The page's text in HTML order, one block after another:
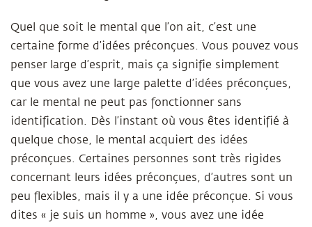
Quel que soit le mental que l’on ait, c’est une
certaine forme d’idées préconçues. Vous pouvez vous
penser large d’esprit, mais ça signifie simplement
que vous avez une large palette d’idées préconçues,
car le mental ne peut pas fonctionner sans
identification. Dès l’instant où vous êtes identifié à
quelque chose, le mental acquiert des idées
préconçues. Certaines personnes sont très rigides
concernant leurs idées préconçues, d’autres sont un
peu flexibles, mais il y a une idée préconçue. Si vous
dites « je suis un homme », vous avez une idée